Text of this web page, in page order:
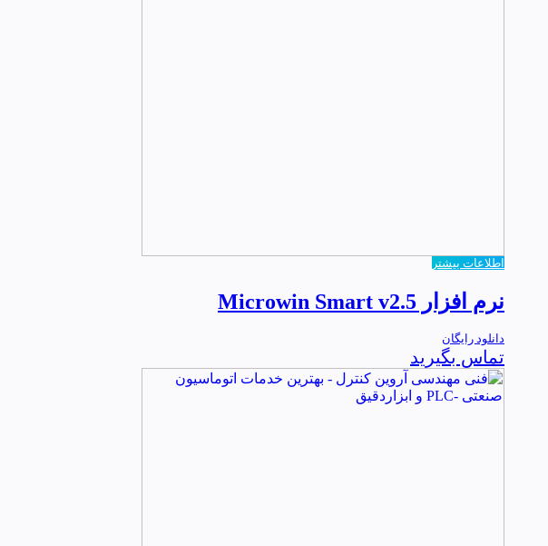
اطلاعات بیشتر
نرم افزار Microwin Smart v2.5
دانلود رایگان
تماس بگیرید